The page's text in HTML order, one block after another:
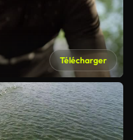
Télécharger